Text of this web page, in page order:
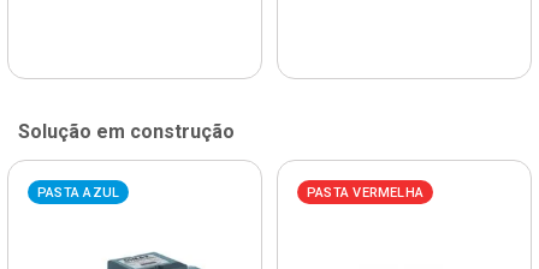
Solução em construção
PASTA AZUL PASTA VERMELHA